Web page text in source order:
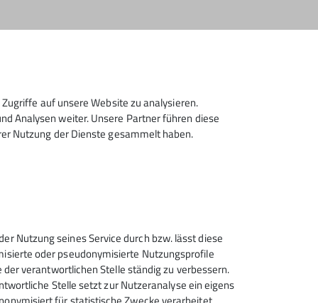
Dessau des Deutschen
Alpenvereins e.V.
Brauereistraße 1-2
06847 Dessau
auf unsere Website zu analysieren.
Analysen weiter. Unsere Partner führen diese
Nutzung der Dienste gesammelt haben.
Nutzung seines Service durch bzw. lässt diese
oder pseudonymisierte Nutzungsprofile
verantwortlichen Stelle ständig zu verbessern.
Stelle setzt zur Nutzeranalyse ein eigens